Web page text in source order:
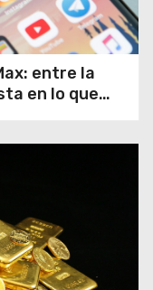
entre la
en lo que